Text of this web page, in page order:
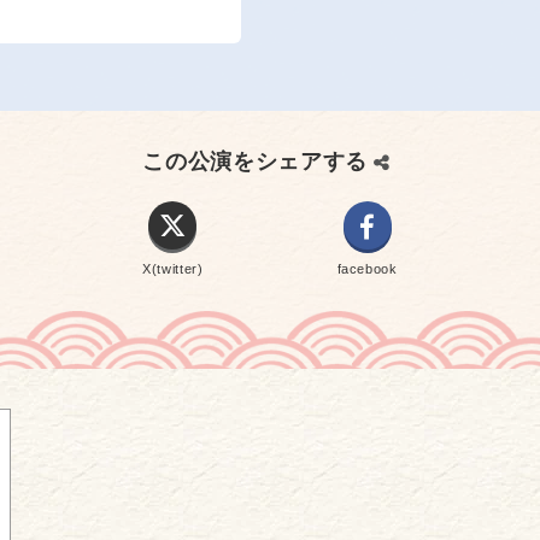
この公演をシェアする
X(twitter) facebook